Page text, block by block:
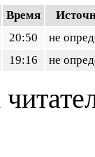
Время
20:50
не
19:16 не